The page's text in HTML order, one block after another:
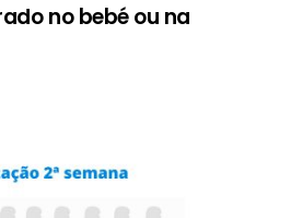
no bebé ou na